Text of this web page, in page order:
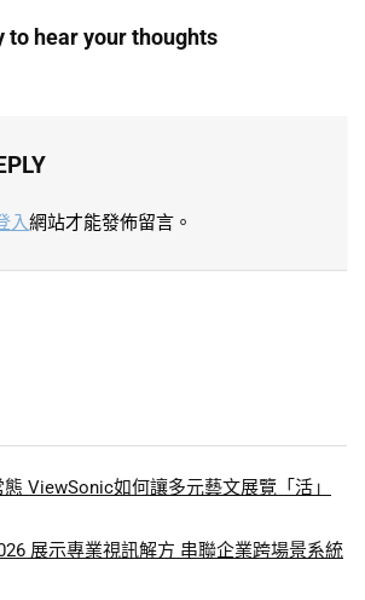
to hear your thoughts
入網站才能發佈留言。
ViewSonic如何讓多元藝文展覽「活」
展示專業視訊解方 串聯企業跨場景系統